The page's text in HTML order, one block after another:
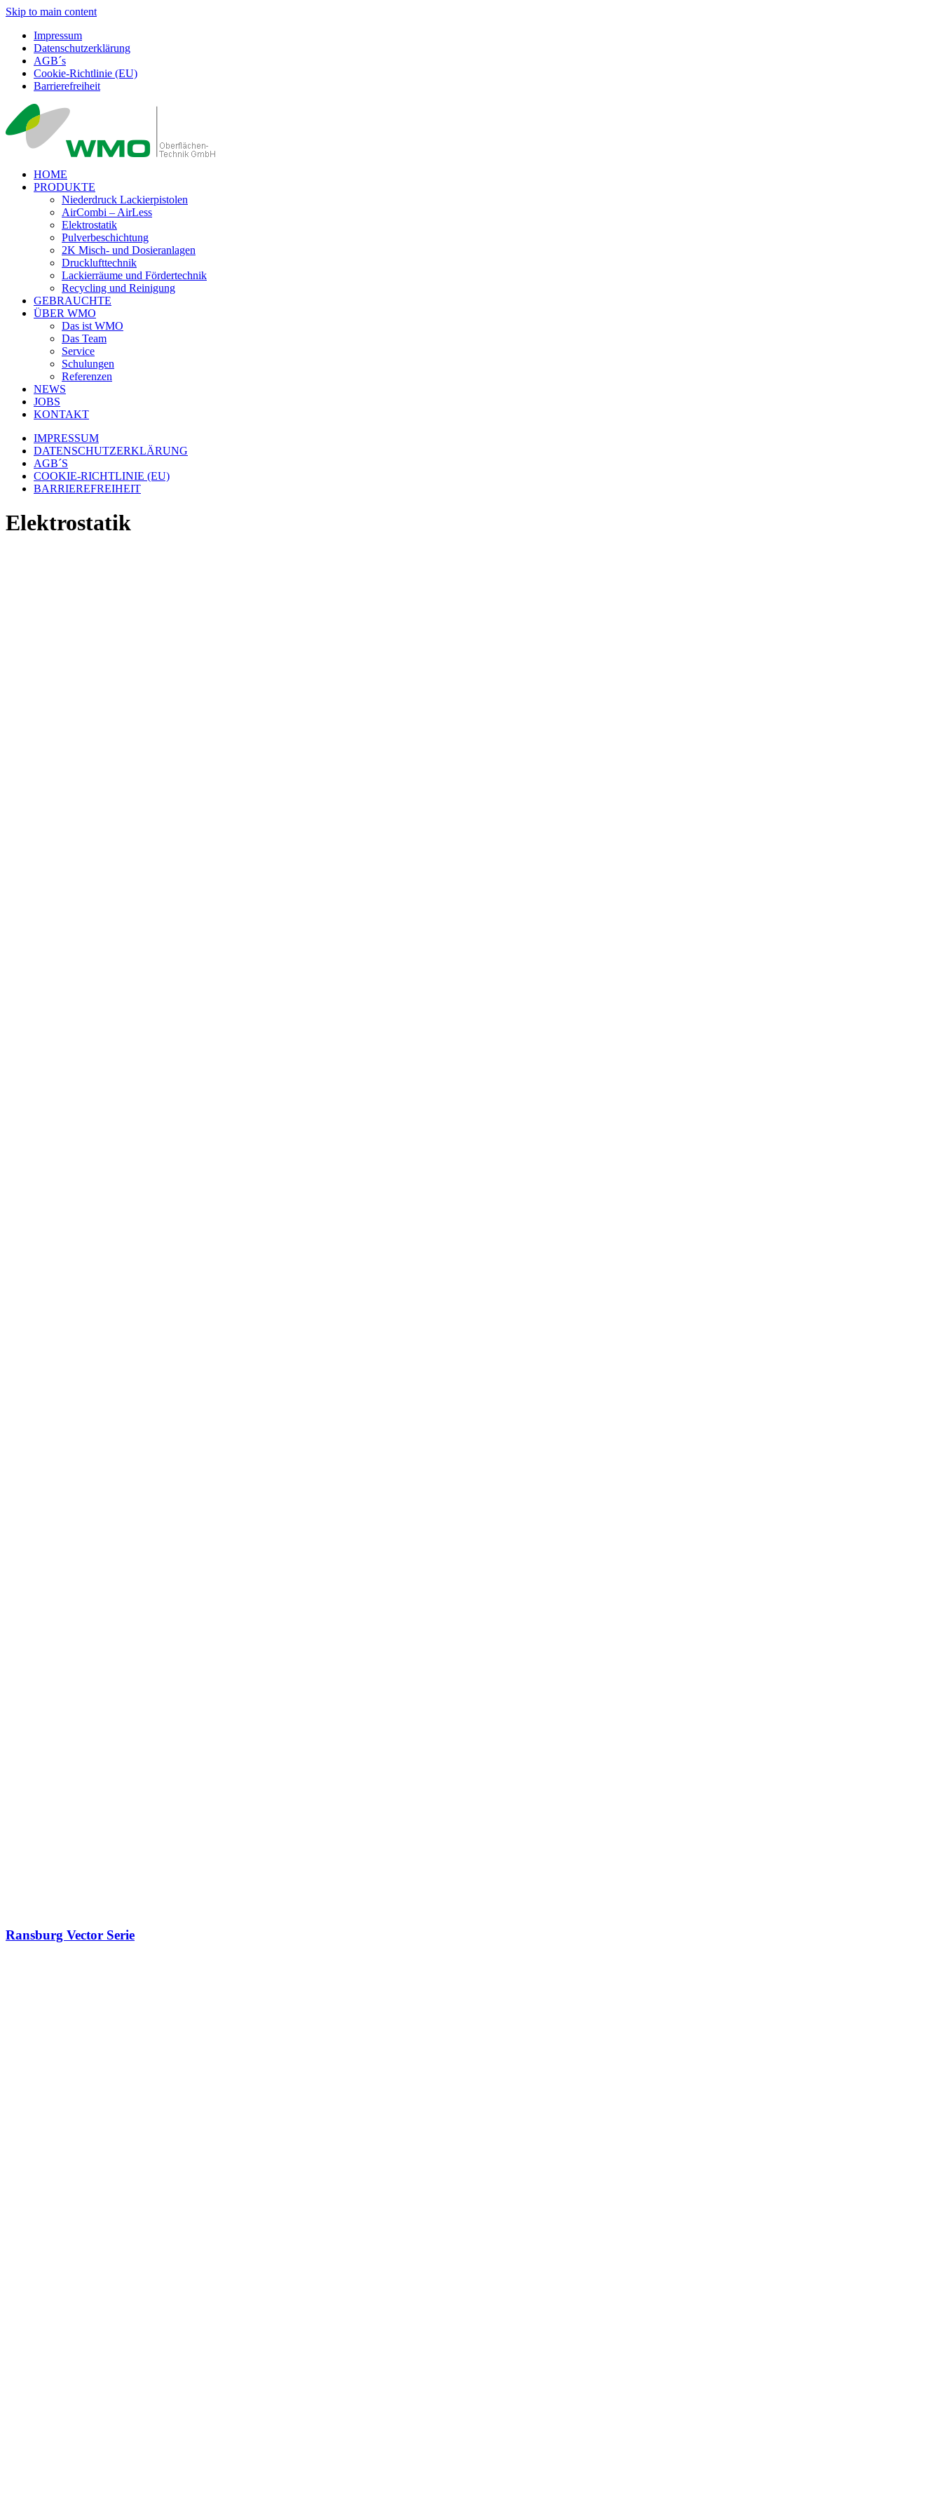
Skip to main content
Impressum
Datenschutzerklärung
AGB´s
Cookie-Richtlinie (EU)
Barrierefreiheit
HOME
PRODUKTE
Niederdruck Lackierpistolen
AirCombi – AirLess
Elektrostatik
Pulverbeschichtung
2K Misch- und Dosieranlagen
Drucklufttechnik
Lackierräume und Fördertechnik
Recycling und Reinigung
GEBRAUCHTE
ÜBER WMO
Das ist WMO
Das Team
Service
Schulungen
Referenzen
NEWS
JOBS
KONTAKT
IMPRESSUM
DATENSCHUTZERKLÄRUNG
AGB´S
COOKIE-RICHTLINIE (EU)
BARRIEREFREIHEIT
Elektrostatik
Ransburg Vector Serie